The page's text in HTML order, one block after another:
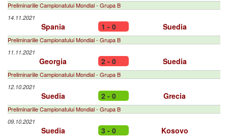
Preliminariile Campionatului Mondial - Grupa B
14.11.2021
Spania 1 - 0 Suedia
Preliminariile Campionatului Mondial - Grupa B
11.11.2021
Georgia 2 - 0 Suedia
Preliminariile Campionatului Mondial - Grupa B
12.10.2021
Suedia 2 - 0 Grecia
Preliminariile Campionatului Mondial - Grupa B
09.10.2021
Suedia 3 - 0 Kosovo